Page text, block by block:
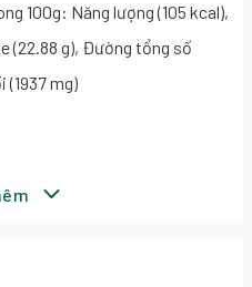
100g: Năng lượng (105 kcal),
(22.88 g), Đường tổng số
(1937 mg)